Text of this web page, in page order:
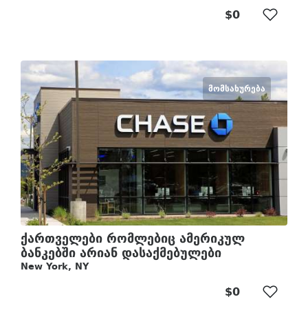
$0
ᲛᲝᲛᲡᲐᲮᲣᲠᲔᲑᲐ
ქართველები რომლებიც ამერიკულ
ბანკებში არიან დასაქმებულები
New York, NY
$0